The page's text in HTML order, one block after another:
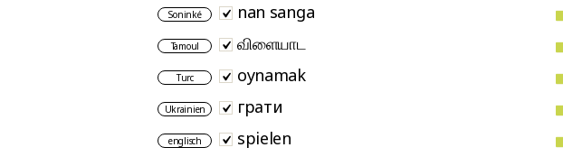
Soninké nan sanga
Tamoul விளையாட
Turc oynamak
Ukrainien грати
englisch spielen